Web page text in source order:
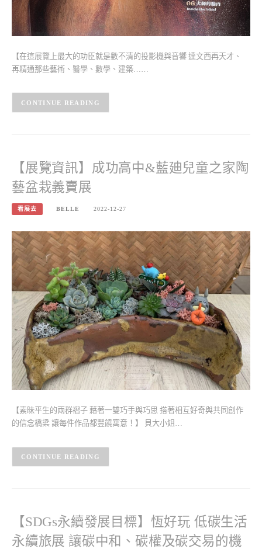
【在這展覽上最大的功臣就是數不清的投影機與音響 達文西再天才、
再精通那些藝術、醫學、數學、建築……
CONTINUE READING
【展覽資訊】成功高中&藍廸兒童之家陶
藝盆栽義賣展
看展去 BELLE 2022-12-27
【素昧平生的兩群褶子 藉著一雙巧手與巧思 搭著相互好奇與共同創作
的信念橋梁 讓每件作品都豐饒寓意！】 貝大小姐…
CONTINUE READING
【SDGs永續發展目標】恆好玩 低碳生活
永續旅展 讓碳中和、碳權及碳交易的機